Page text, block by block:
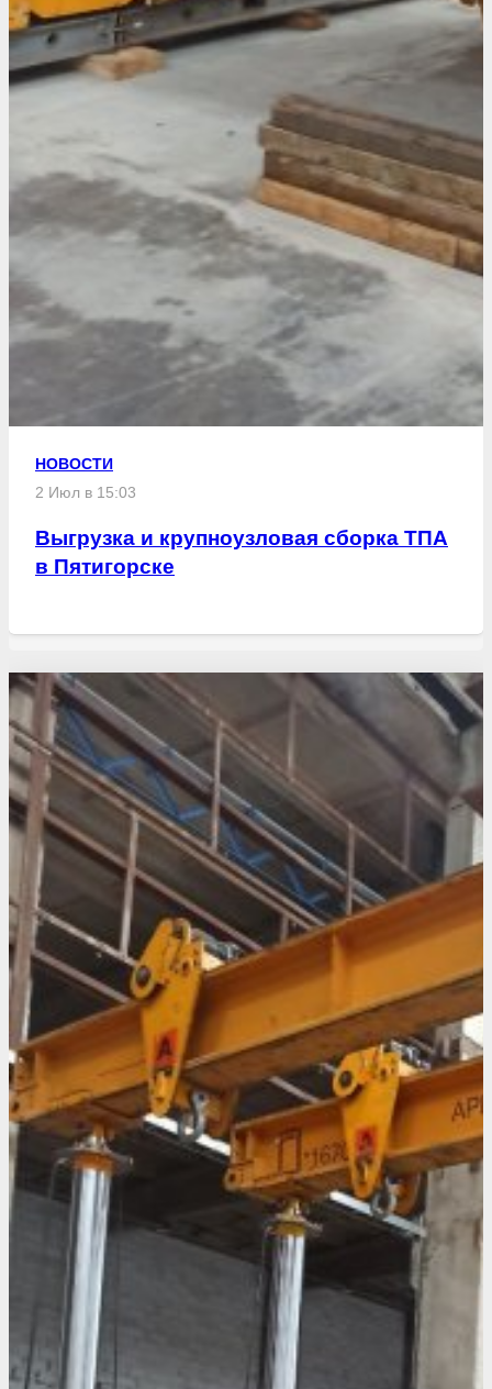
НОВОСТИ
2 Июл в 15:03
Выгрузка и крупноузловая сборка ТПА
в Пятигорске
Свежие статьи